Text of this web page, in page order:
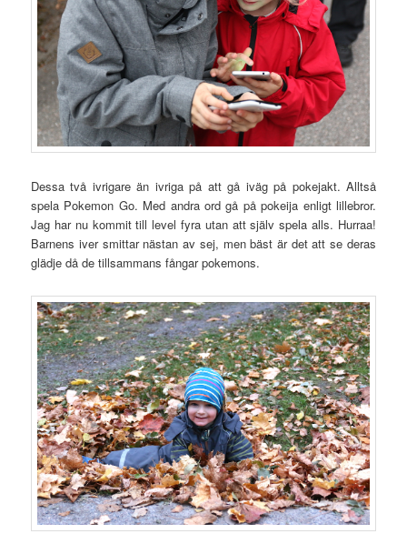
Dessa två ivrigare än ivriga på att gå iväg på pokejakt. Alltså
spela Pokemon Go. Med andra ord gå på pokeija enligt lillebror.
Jag har nu kommit till level fyra utan att själv spela alls. Hurraa!
Barnens iver smittar nästan av sej, men bäst är det att se deras
glädje då de tillsammans fångar pokemons.